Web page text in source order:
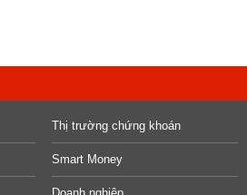
Thị trường chứng khoán
Smart Money